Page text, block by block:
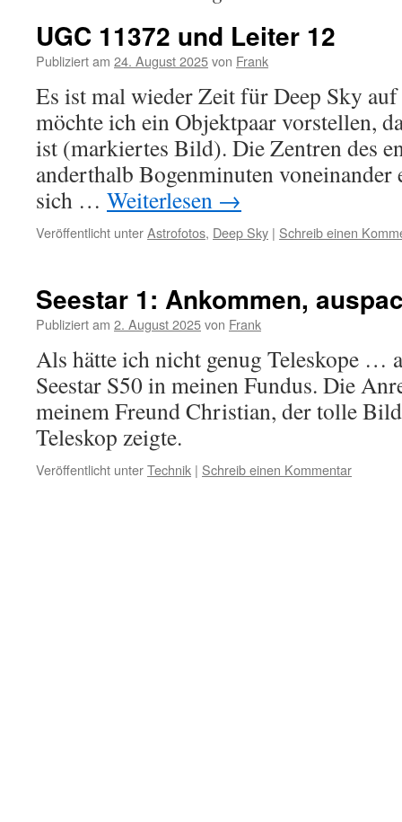
UGC 11372 und Leiter 12
Publiziert am 24. August 2025von Frank
Es ist mal wieder Zeit für Deep Sky
möchte ich ein Objektpaar vorstellen,
ist (markiertes Bild). Die Zentren des
anderthalb Bogenminuten voneinander
sich … Weiterlesen →
Veröffentlicht unterAstrofotos, Deep Sky | Schreib einen
Seestar 1: Ankommen,
Publiziert am 2. August 2025von Frank
Als hätte ich nicht genug Teleskope …
Seestar S50 in meinen Fundus. Die
meinem Freund Christian, der tolle
Teleskop zeigte.
Veröffentlicht unterTechnik | Schreib einen Kommentar